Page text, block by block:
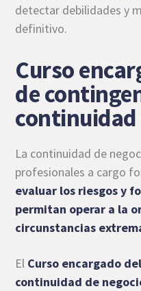
detectar debilidades y
definitivo.
Curso
de
continuidad
La continuidad de
profesionales a cargo
evaluar los riesgos y
permitan operar a la
circunstancias
El Curso encargado
continuidad de